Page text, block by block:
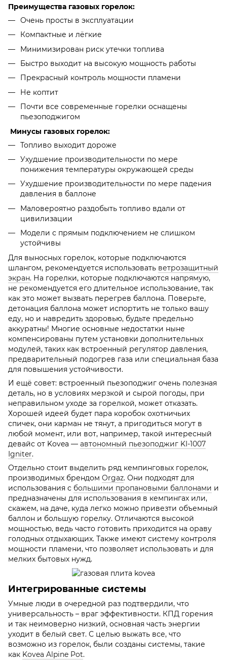
Преимущества газовых горелок:
Очень просты в эксплуатации
Компактные и лёгкие
Минимизирован риск утечки топлива
Быстро выходит на высокую мощность работы
Прекрасный контроль мощности пламени
Не коптит
Почти все современные горелки оснащены
пьезоподжигом
Минусы газовых горелок:
Топливо выходит дороже
Ухудшение производительности по мере
понижения температуры окружающей среды
Ухудшение производительности по мере падения
давления в баллоне
Маловероятно раздобыть топливо вдали от
цивилизации
Модели с прямым подключением не слишком
устойчивы
Для выносных горелок, которые подключаются
шлангом, рекомендуется использовать ветрозащитный
экран. На горелки, которые подключаются напрямую,
не рекомендуется его длительное использование, так
как это может вызвать перегрев баллона. Поверьте,
детонация баллона может испортить не только вашу
еду, но и навредить здоровью, будьте предельно
аккуратны! Многие основные недостатки ныне
компенсированы путем установки дополнительных
модулей, таких как встроенный регулятор давления,
предварительный подогрев газа или специальная база
для повышения устойчивости.
И ещё совет: встроенный пьезоподжиг очень полезная
деталь, но в условиях мерзкой и сырой погоды, при
неправильном уходе за горелкой, может отказать.
Хорошей идеей будет пара коробок охотничьих
спичек, они карман не тянут, а пригодиться могут в
любой момент, или вот, например, такой интересный
девайс от Kovea — автономный пьезоподжиг KI-1007
Igniter.
Отдельно стоит выделить ряд кемпинговых горелок,
производимых брендом Orgaz. Они подходят для
использования с большими пропановыми баллонами и
предназначены для использования в кемпингах или,
скажем, на даче, куда легко можно привезти объемный
баллон и большую горелку. Отличаются высокой
мощностью, ведь часто готовить приходится на ораву
голодных отдыхающих. Также имеют систему контроля
мощности пламени, что позволяет использовать и для
мелких бытовых нужд.
Интегрированные системы
Умные люди в очередной раз подтвердили, что
универсальность – враг эффективности. КПД горения
и так неимоверно низкий, основная часть энергии
уходит в белый свет. С целью выжать все, что
возможно из горелок, были созданы системы, такие
как Kovea Alpine Pot.